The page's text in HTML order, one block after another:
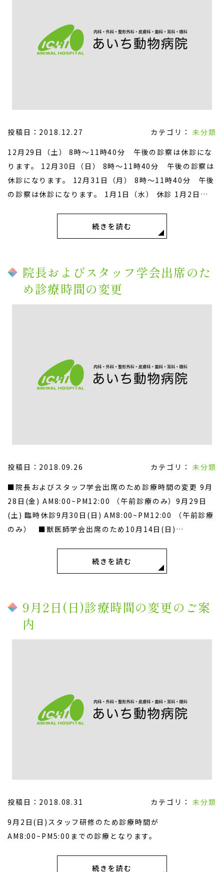
投稿日：2018.12.27 カテゴリ：未分類
12月29日（土） 8時〜11時40分 午後の診察は休診にな
ります。 12月30日（日） 8時〜11時40分 午後の診察は
休診になります。 12月31日（月） 8時〜11時40分 午後
の診察は休診になります。 1月1日（水） 休診 1月2日
診察は休診になります。
続きを読む
院長およびスタッフ学会出席のた
め診療時間の変更
投稿日：2018.09.26 カテゴリ：未分類
■院長およびスタッフ学会出席のため診療時間の変更 9月
28日(金) AM8:00~PM12:00 （午前診療のみ）9月29日
(土) 臨時休診9月30日(日) AM8:00~PM12:00 （午前診療
のみ） ■獣医師学会出席のため10月14日(日)
続きを読む
9月2日(日)診療時間の変更のご案
内
投稿日：2018.08.31 カテゴリ：未分類
9月2日(日)スタッフ研修のため診療時間が
AM8:00~PM5:00までの診療となります。
続きを読む